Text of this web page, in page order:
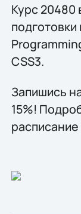
Курс 20480
CSS3.
Запишись
15%!
расписание